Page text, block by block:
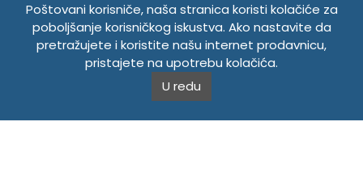
INFORMACIJE
Politika o kolačićima
Uslovi korištenja
Politika privatnosti
Poštovani korisniče, naša stranica koristi kolačiće za
poboljšanje korisničkog iskustva. Ako nastavite da
pretražujete i koristite našu internet prodavnicu,
pristajete na upotrebu kolačića.
U redu